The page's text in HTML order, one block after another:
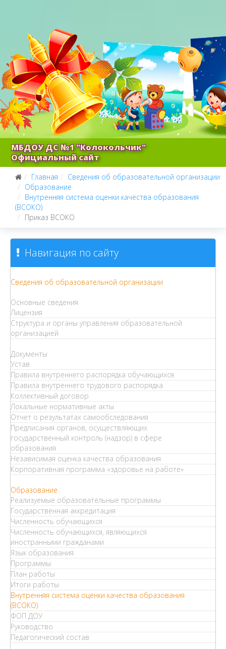
МБДОУ ДС №1 "Колокольчик"
Официальный сайт
Главная
Сведения об образовательной организации
Образование
Внутренняя система оценки качества образования
(ВСОКО)
Приказ ВСОКО
Навигация по сайту
Сведения об образовательной организации
Основные сведения
Лицензия
Структура и органы управления образовательной
организацией
Документы
Устав
Правила внутреннего распорядка обучающихся
Правила внутреннего трудового распорядка
Коллективный договор
Локальные нормативные акты
Отчет о результатах самообследования
Предписания органов, осуществляющих
государственный контроль (надзор) в сфере
образования
Независимая оценка качества образования
Корпоративная программа «здоровье на работе»
Образование
Реализуемые образовательные программы
Государственная аккредитация
Численность обучающихся
Численность обучающихся, являющихся
иностранными гражданами
Язык образования
Программы
План работы
Итоги работы
Внутренняя система оценки качества образования
(ВСОКО)
ФОП ДОУ
Руководство
Педагогический состав